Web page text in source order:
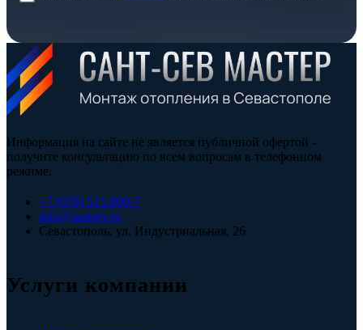
Информация на сайте не является публичной офертой -
получите консультацию по всем вопросам в телефонном
режиме.
+7 (978) 515-999-7
info@santsev.ru
Севастополь, ул. Индустриальная, 26
Услуги компании